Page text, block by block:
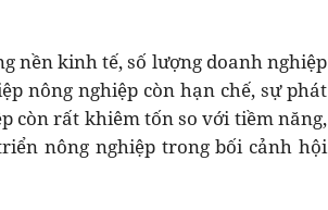
nền kinh tế, số lượng doanh nghiệp
nông nghiệp còn hạn chế, sự phát
còn rất khiêm tốn so với tiềm năng,
nông nghiệp trong bối cảnh hội